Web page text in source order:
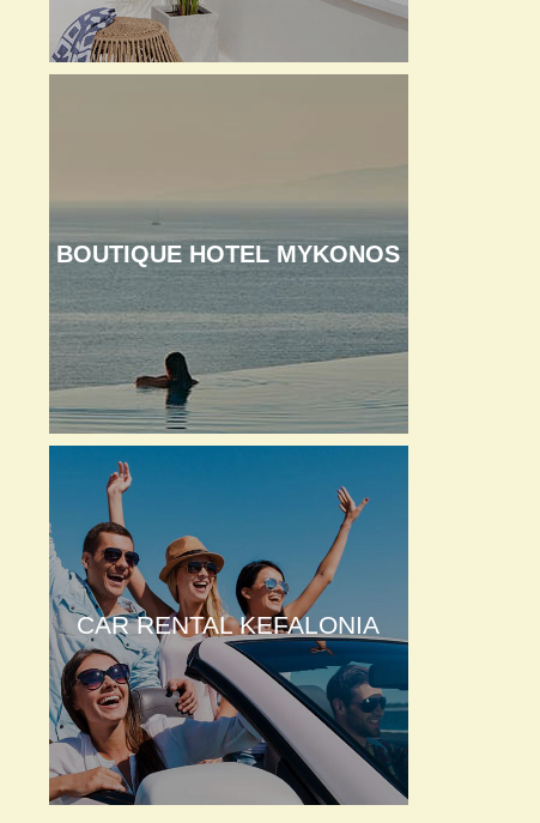
BOUTIQUE HOTEL MYKONOS
CAR RENTAL KEFALONIA